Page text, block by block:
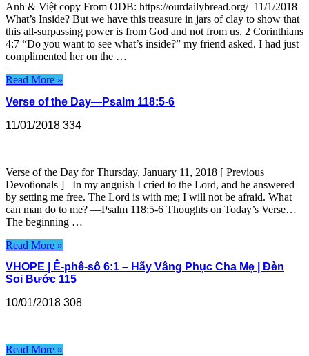
Anh & Việt copy From ODB: https://ourdailybread.org/ 11/1/2018
What’s Inside? But we have this treasure in jars of clay to show that
this all-surpassing power is from God and not from us. 2 Corinthians
4:7 “Do you want to see what’s inside?” my friend asked. I had just
complimented her on the …
Read More »
Verse of the Day—Psalm 118:5-6
11/01/2018 334
Verse of the Day for Thursday, January 11, 2018 [ Previous
Devotionals ] In my anguish I cried to the Lord, and he answered
by setting me free. The Lord is with me; I will not be afraid. What
can man do to me? —Psalm 118:5-6 Thoughts on Today’s Verse…
The beginning …
Read More »
VHOPE | Ê-phê-sô 6:1 – Hãy Vâng Phục Cha Mẹ | Đèn
Soi Bước 115
10/01/2018 308
Read More »